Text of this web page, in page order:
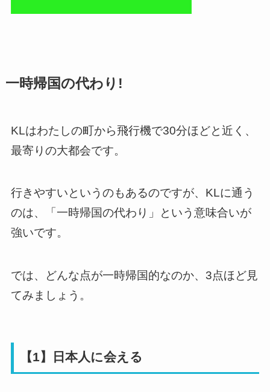
一時帰国の代わり!
KLはわたしの町から飛行機で30分ほどと近く、
最寄りの大都会です。
行きやすいというのもあるのですが、KLに通う
のは、「一時帰国の代わり」という意味合いが
強いです。
では、どんな点が一時帰国的なのか、3点ほど見
てみましょう。
【1】日本人に会える